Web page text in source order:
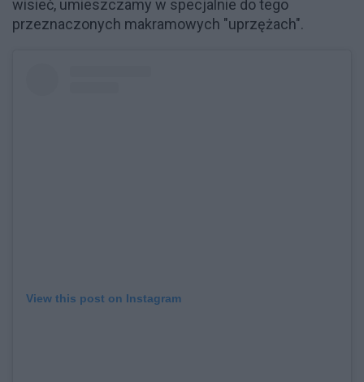
wisieć, umieszczamy w specjalnie do tego
przeznaczonych makramowych "uprzężach".
View this post on Instagram